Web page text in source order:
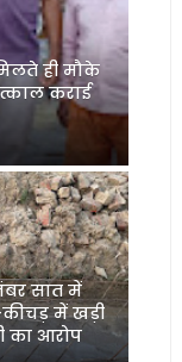
ही मौके
कराई
सात में
कीचड़ में खड़ी
का आरोप